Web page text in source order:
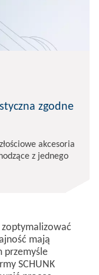
zgodne
akcesoria
z jednego
mają
przemyśle
SCHUNK